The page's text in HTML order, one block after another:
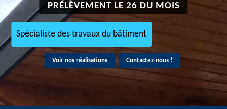
PRÉLÈVEMENT LE 26 DU MOIS
Spécialiste des travaux du bâtiment
Voir nos réalisations Contactez-nous !